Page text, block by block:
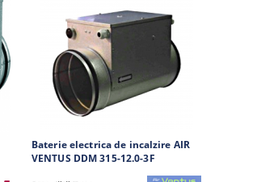
Baterie electrica de incalzire AIR
VENTUS DDM 315-12.0-3F